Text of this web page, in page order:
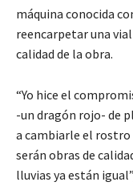
máquina conocida
reencarpetar una
calidad de la obra.
“Yo hice el
-un dragón rojo- de
a cambiarle el rostro
serán obras de
lluvias ya están